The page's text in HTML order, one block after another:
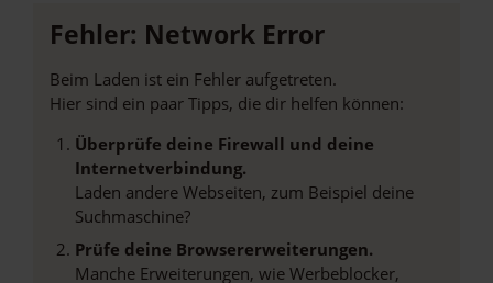
Fehler: Network Error
Beim Laden ist ein Fehler aufgetreten.
Hier sind ein paar Tipps, die dir helfen können:
Überprüfe deine Firewall und deine
Internetverbindung.
Laden andere Webseiten, zum Beispiel deine
Suchmaschine?
Prüfe deine Browsererweiterungen.
Manche Erweiterungen, wie Werbeblocker,